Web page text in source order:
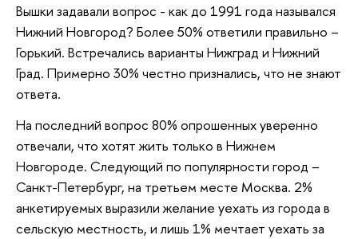
Вышки задавали вопрос - как до 1991 года назывался
Нижний Новгород? Более 50% ответили правильно –
Горький. Встречались варианты Нижград и Нижний
Град. Примерно 30% честно признались, что не знают
ответа.
На последний вопрос 80% опрошенных уверенно
отвечали, что хотят жить только в Нижнем
Новгороде. Следующий по популярности город –
Санкт-Петербург, на третьем месте Москва. 2%
анкетируемых выразили желание уехать из города в
сельскую местность, и лишь 1% мечтает уехать за